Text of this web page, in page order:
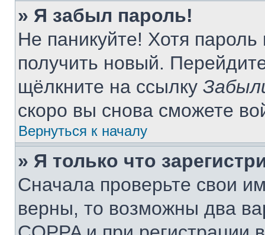
» Я забыл пароль!
Не паникуйте! Хотя
получить новый.
щёлкните на ссылку
скоро вы снова сможете
Вернуться к началу
» Я только что
Сначала проверьте свои
верны, то возможны два